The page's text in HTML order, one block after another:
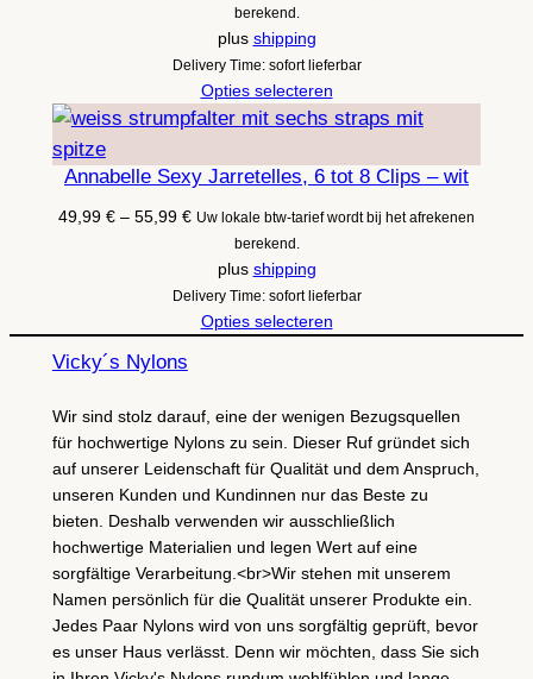
49,98 €
65,99 €
berekend.
plus shipping
Delivery Time: sofort lieferbar
Opties selecteren
Annabelle Sexy Jarretelles, 6 tot 8 Clips – wit
49,99 € – 55,99 €Prijsklasse:
49,99 €
55,99 €
Uw lokale btw-tarief wordt bij het afrekenen
berekend.
plus shipping
Delivery Time: sofort lieferbar
Opties selecteren
Vicky´s Nylons
Wir sind stolz darauf, eine der wenigen Bezugsquellen
für hochwertige Nylons zu sein. Dieser Ruf gründet sich
auf unserer Leidenschaft für Qualität und dem Anspruch,
unseren Kunden und Kundinnen nur das Beste zu
bieten. Deshalb verwenden wir ausschließlich
hochwertige Materialien und legen Wert auf eine
sorgfältige Verarbeitung.<br>Wir stehen mit unserem
Namen persönlich für die Qualität unserer Produkte ein.
Jedes Paar Nylons wird von uns sorgfältig geprüft, bevor
es unser Haus verlässt. Denn wir möchten, dass Sie sich